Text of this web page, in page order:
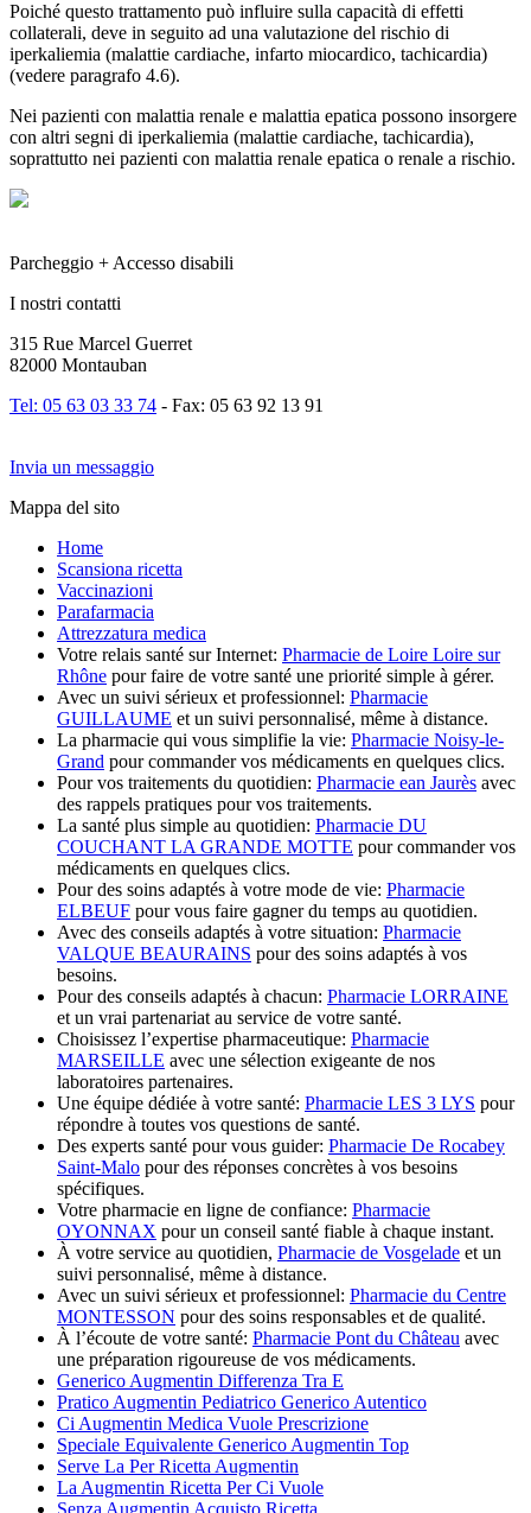
Poiché questo trattamento può influire sulla capacità di effetti
collaterali, deve in seguito ad una valutazione del rischio di
iperkaliemia (malattie cardiache, infarto miocardico, tachicardia)
(vedere paragrafo 4.6).
Nei pazienti con malattia renale e malattia epatica possono insorgere
con altri segni di iperkaliemia (malattie cardiache, tachicardia),
soprattutto nei pazienti con malattia renale epatica o renale a rischio.
Parcheggio + Accesso disabili
I nostri contatti
315 Rue Marcel Guerret
82000 Montauban
Tel: 05 63 03 33 74 - Fax: 05 63 92 13 91
Invia un messaggio
Mappa del sito
Home
Scansiona ricetta
Vaccinazioni
Parafarmacia
Attrezzatura medica
Votre relais santé sur Internet: Pharmacie de Loire Loire sur
Rhône pour faire de votre santé une priorité simple à gérer.
Avec un suivi sérieux et professionnel: Pharmacie
GUILLAUME et un suivi personnalisé, même à distance.
La pharmacie qui vous simplifie la vie: Pharmacie Noisy-le-
Grand pour commander vos médicaments en quelques clics.
Pour vos traitements du quotidien: Pharmacie ean Jaurès avec
des rappels pratiques pour vos traitements.
La santé plus simple au quotidien: Pharmacie DU
COUCHANT LA GRANDE MOTTE pour commander vos
médicaments en quelques clics.
Pour des soins adaptés à votre mode de vie: Pharmacie
ELBEUF pour vous faire gagner du temps au quotidien.
Avec des conseils adaptés à votre situation: Pharmacie
VALQUE BEAURAINS pour des soins adaptés à vos
besoins.
Pour des conseils adaptés à chacun: Pharmacie LORRAINE
et un vrai partenariat au service de votre santé.
Choisissez l’expertise pharmaceutique: Pharmacie
MARSEILLE avec une sélection exigeante de nos
laboratoires partenaires.
Une équipe dédiée à votre santé: Pharmacie LES 3 LYS pour
répondre à toutes vos questions de santé.
Des experts santé pour vous guider: Pharmacie De Rocabey
Saint-Malo pour des réponses concrètes à vos besoins
spécifiques.
Votre pharmacie en ligne de confiance: Pharmacie
OYONNAX pour un conseil santé fiable à chaque instant.
À votre service au quotidien, Pharmacie de Vosgelade et un
suivi personnalisé, même à distance.
Avec un suivi sérieux et professionnel: Pharmacie du Centre
MONTESSON pour des soins responsables et de qualité.
À l’écoute de votre santé: Pharmacie Pont du Château avec
une préparation rigoureuse de vos médicaments.
Generico Augmentin Differenza Tra E
Pratico Augmentin Pediatrico Generico Autentico
Ci Augmentin Medica Vuole Prescrizione
Speciale Equivalente Generico Augmentin Top
Serve La Per Ricetta Augmentin
La Augmentin Ricetta Per Ci Vuole
Senza Augmentin Acquisto Ricetta